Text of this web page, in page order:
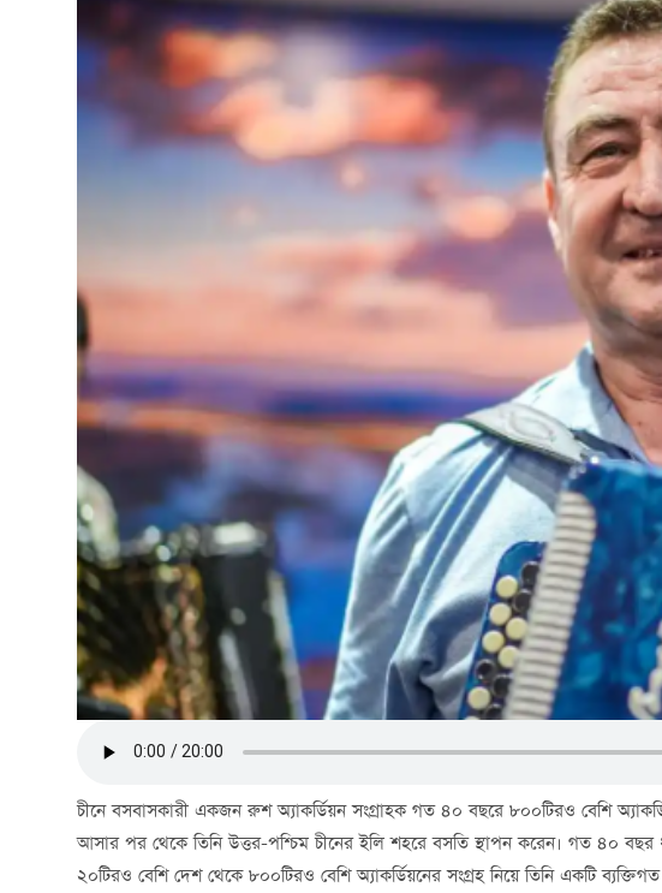
চীনে বসবাসকারী একজন রুশ অ্যাকর্ডিয়ন সংগ্রাহক গত ৪০ বছরে ৮০০টিরও বেশি
আসার পর থেকে তিনি উত্তর-পশ্চিম চীনের ইলি শহরে বসতি স্থাপন করেন। গত ৪০ বছর
২০টিরও বেশি দেশ থেকে ৮০০টিরও বেশি অ্যাকর্ডিয়নের সংগ্রহ নিয়ে তিনি একটি